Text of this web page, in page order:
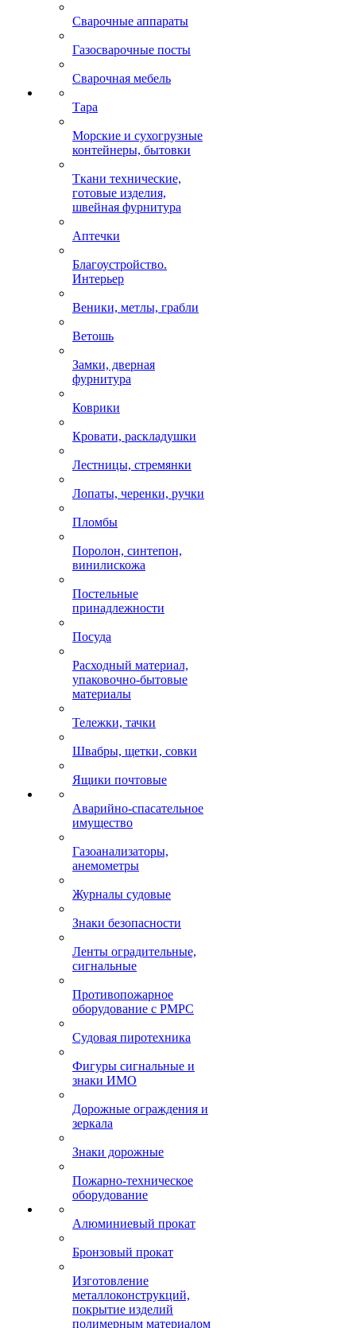
Сварочные аппараты
Газосварочные посты
Сварочная мебель
Тара
Морские и сухогрузные
контейнеры, бытовки
Ткани технические,
готовые изделия,
швейная фурнитура
Аптечки
Благоустройство.
Интерьер
Веники, метлы, грабли
Ветошь
Замки, дверная
фурнитура
Коврики
Кровати, раскладушки
Лестницы, стремянки
Лопаты, черенки, ручки
Пломбы
Поролон, синтепон,
винилискожа
Постельные
принадлежности
Посуда
Расходный материал,
упаковочно-бытовые
материалы
Тележки, тачки
Швабры, щетки, совки
Ящики почтовые
Аварийно-спасательное
имущество
Газоанализаторы,
анемометры
Журналы судовые
Знаки безопасности
Ленты оградительные,
сигнальные
Противопожарное
оборудование с РМРС
Судовая пиротехника
Фигуры сигнальные и
знаки ИМО
Дорожные ограждения и
зеркала
Знаки дорожные
Пожарно-техническое
оборудование
Алюминиевый прокат
Бронзовый прокат
Изготовление
металлоконструкций,
покрытие изделий
полимерным материалом